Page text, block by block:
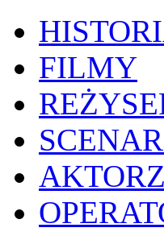
FILMY